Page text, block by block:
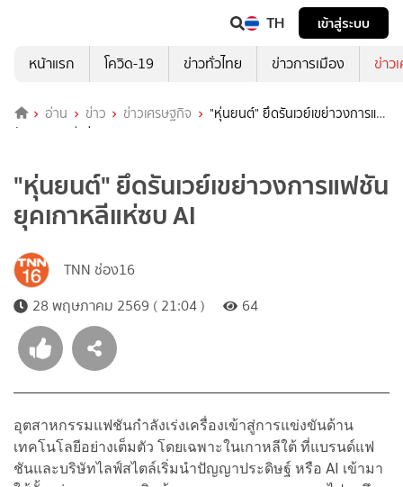
TH
เข้าสู่ระบบ
หน้าแรก
โควิด-19 ข่าวทั่วไทย ข่าวการเมือง ข่าว
อ่าน ข่าว ข่าวเศรษฐกิจ
"หุ่นยนต์" ยึดรันเวย์เขย่าวงการแฟ
ชันยุคเกาหลีแห่ซบ AI
"หุ่นยนต์" ยึดรันเวย์เขย่าวงการแฟชัน
ยุคเกาหลีแห่ซบ AI
TNN ช่อง16
28 พฤษภาคม 2569 ( 21:04 )
64
อุตสาหกรรมแฟชันกำลังเร่งเครื่องเข้าสู่การแข่งขันด้าน
เทคโนโลยีอย่างเต็มตัว โดยเฉพาะในเกาหลีใต้ ที่แบรนด์แฟ
ชันและบริษัทไลฟ์สไตล์เริ่มนำปัญญาประดิษฐ์ หรือ AI เข้ามา